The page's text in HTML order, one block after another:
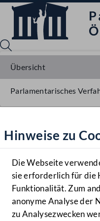
Hilfe
Benutzer
Navigationsmenü
MENÜ
Hinweise zu
Die Webseite
sie erforderlich für die
Funktionalität. Zum
anonyme Analyse der
zu Analysezwecken
Übersicht
Parlamentarisches